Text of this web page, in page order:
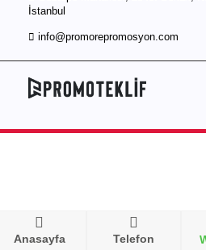
Anasayfa Telefon
İstanbul
info@promorepromosyon.com